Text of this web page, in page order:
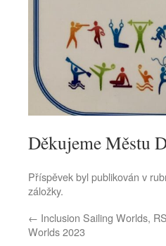
Děkujeme Městu
Příspěvek byl publikován v
záložky.
← Inclusion Sailing Worlds,
Worlds 2023